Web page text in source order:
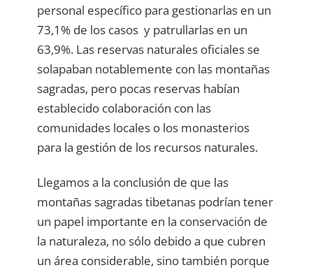
personal específico para gestionarlas en un
73,1% de los casos y patrullarlas en un
63,9%. Las reservas naturales oficiales se
solapaban notablemente con las montañas
sagradas, pero pocas reservas habían
establecido colaboración con las
comunidades locales o los monasterios
para la gestión de los recursos naturales.
Llegamos a la conclusión de que las
montañas sagradas tibetanas podrían tener
un papel importante en la conservación de
la naturaleza, no sólo debido a que cubren
un área considerable, sino también porque